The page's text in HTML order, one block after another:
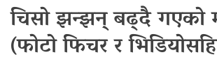
चिसो झन्झन् बढ्दै
(फोटो फिचर र